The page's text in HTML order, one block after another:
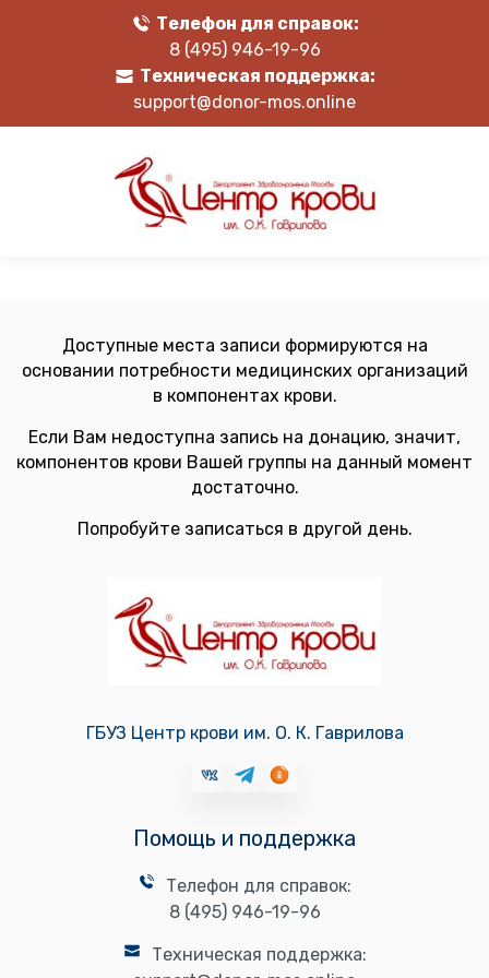
Телефон для справок:
8 (495) 946-19-96
Техническая поддержка:
support@donor-mos.online
Доступные места записи формируются на
основании потребности медицинских организаций
в компонентах крови.
Если Вам недоступна запись на донацию, значит,
компонентов крови Вашей группы на данный момент
достаточно.
Попробуйте записаться в другой день.
ГБУЗ Центр крови им. О. К. Гаврилова
Помощь и поддержка
Телефон для справок:
8 (495) 946-19-96
Техническая поддержка: